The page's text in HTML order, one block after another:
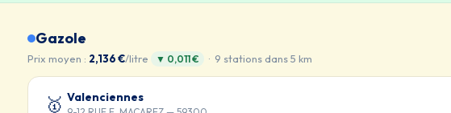
Gazole
Prix moyen : 2,136 €/litre ▼ 0,011 € · 9 stations dans 5 km
🥇 Valenciennes